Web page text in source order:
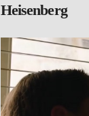
Heisenberg